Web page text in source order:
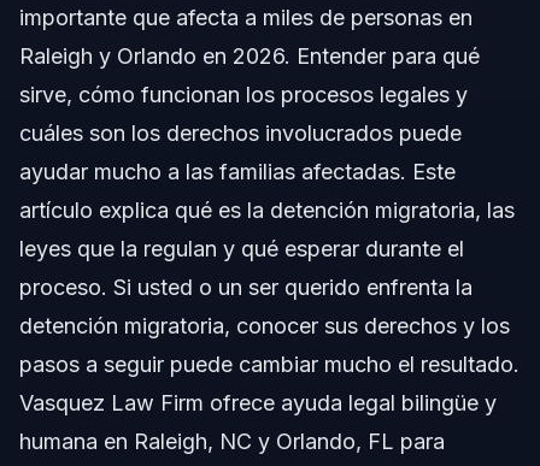
Tipos de Centros de Detencif3n Migratoria
Paso a Paso: Que9 Hacer si Este1 Detenido
Lista de Documentos y Pruebas
Cronograma: Que9 Esperar Durante la Detencif3n
Costos y Tarifas que Afectan su Caso
importante que afecta a miles de personas en
Raleigh y Orlando en 2026. Entender para qué
sirve, cómo funcionan los procesos legales y
cuáles son los derechos involucrados puede
ayudar mucho a las familias afectadas. Este
artículo explica qué es la detención migratoria, las
leyes que la regulan y qué esperar durante el
proceso. Si usted o un ser querido enfrenta la
detención migratoria, conocer sus derechos y los
pasos a seguir puede cambiar mucho el resultado.
Vasquez Law Firm ofrece ayuda legal bilingüe y
humana en Raleigh, NC y Orlando, FL para